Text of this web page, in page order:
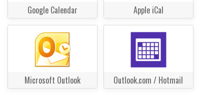
Google Calendar Apple iCal
Microsoft Outlook Outlook.com / Hotmail